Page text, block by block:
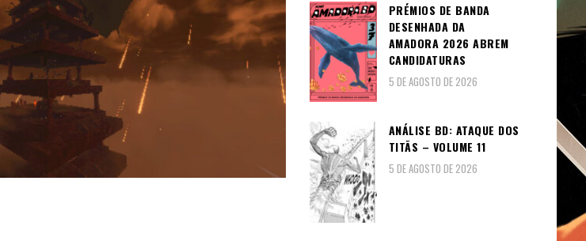
PRÉMIOS DE BANDA
DESENHADA DA
AMADORA 2026 ABREM
CANDIDATURAS
5 DE AGOSTO DE 2026
ANÁLISE BD: ATAQUE DOS
TITÃS – VOLUME 11
5 DE AGOSTO DE 2026